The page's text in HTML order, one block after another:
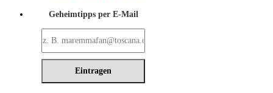
Geheimtipps per E-Mail